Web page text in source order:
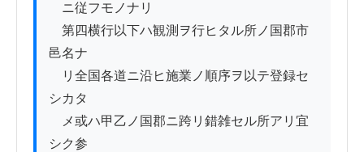
ニ従フモノナリ
第四横行以下ハ観測ヲ行ヒタル所ノ国郡市
邑名ナ
リ全国各道ニ沿ヒ施業ノ順序ヲ以テ登録セ
シカタ
メ或ハ甲乙ノ国郡ニ跨リ錯雑セル所アリ宜
シク参